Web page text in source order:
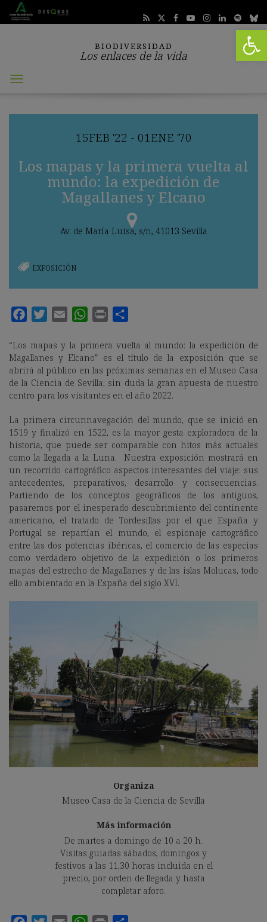
Abrir
BIODIVERSIDAD
Los enlaces de la vida
Abrir
15FEB '22 - 01ENE '70
Los mapas y la primera vuelta al
mundo: la expedición de
Magallanes y Elcano
Av. de María Luisa, s/n, 41013 Sevilla
EXPOSICIÓN
“Los mapas y la primera vuelta al mundo: la expedición de
Magallanes y Elcano” es el título de la exposición que se
abrirá al público en las próximas semanas en el Museo Casa
de la Ciencia de Sevilla; sin duda la gran apuesta de nuestro
centro para los visitantes en el año 2022.
La primera circunnavegación del mundo, que se inició en
1519 y finalizó en 1522, es la mayor gesta exploradora de la
historia, que puede ser comparable con hitos más actuales
como la llegada a la Luna. Nuestra exposición mostrará en
un recorrido cartográfico aspectos interesantes del viaje: sus
antecedentes, preparativos, desarrollo y consecuencias.
Partiendo de los conceptos geográficos de los antiguos,
pasaremos por el inesperado descubrimiento del continente
americano, el tratado de Tordesillas por el que España y
Portugal se repartían el mundo, el espionaje cartográfico
entre las dos potencias ibéricas, el comercio de las especias
como verdadero objetivo de la expedición o los primeros
mapas del estrecho de Magallanes y de las islas Molucas, todo
ello ambientado en la España del siglo XVI.
Organiza
Museo Casa de la Ciencia de Sevilla
Más información
De martes a domingo de 10 a 20 h.
Visitas guiadas sábados, domingos y
festivos a las 11,30 horas incluida en el
precio, por orden de llegada y hasta
completar aforo.